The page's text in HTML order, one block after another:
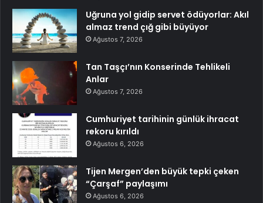
Uğruna yol gidip servet ödüyorlar: Akıl
almaz trend çığ gibi büyüyor
Ağustos 7, 2026
Tan Taşçı’nın Konserinde Tehlikeli
Anlar
Ağustos 7, 2026
Cumhuriyet tarihinin günlük ihracat
rekoru kırıldı
Ağustos 6, 2026
Tijen Mergen’den büyük tepki çeken
“Çarşaf” paylaşımı
Ağustos 6, 2026